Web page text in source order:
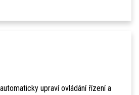
upraví ovládání řízení a